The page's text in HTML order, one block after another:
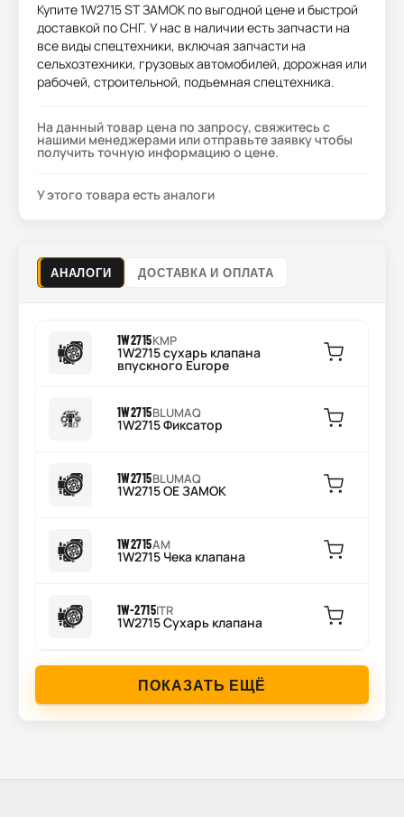
Купите1W2715 ST ЗАМОК по выгодной цене и быстрой
доставкой по СНГ. У нас в наличии есть запчасти на
все виды спецтехники, включая запчасти на
сельхозтехники, грузовых автомобилей, дорожная или
рабочей, строительной, подъемная спецтехника.
На данный товар цена по запросу, свяжитесь с
нашими менеджерами или отправьте заявку чтобы
получить точную информацию о цене.
У этого товара есть аналоги
АНАЛОГИ ДОСТАВКА И ОПЛАТА
1W2715KMP
1W2715 сухарь клапана
впускного Europe
1W2715BLUMAQ
1W2715 Фиксатор
1W2715BLUMAQ
1W2715 OE ЗАМОК
1W2715AM
1W2715 Чека клапана
1W-2715ITR
1W2715 Сухарь клапана
ПОКАЗАТЬ ЕЩЁ